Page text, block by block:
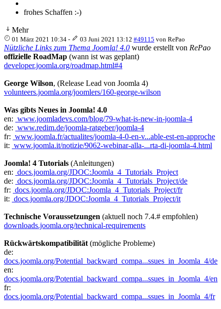
frohes Schaffen :-)
Mehr
01 März 2021 10:34 - 03 Juni 2021 13:12 #49115 von RePao
Nützliche Links zum Thema Joomla! 4.0 wurde erstellt von RePao
offizielle RoadMap (wann ist was geplant)
developer.joomla.org/roadmap.html#4
George Wilson, (Release Lead von Joomla 4)
volunteers.joomla.org/joomlers/160-george-wilson
Was gibts Neues in Joomla! 4.0
en: www.joomladevs.com/blog/79-what-is-new-in-joomla-4
de: www.redim.de/joomla-ratgeber/joomla-4
fr: www.joomla.fr/actualites/joomla-4-0-en-v...able-est-en-approche
it: www.joomla.it/notizie/9062-webinar-alla-...rta-di-joomla-4.html
Joomla! 4 Tutorials (Anleitungen)
en: docs.joomla.org/JDOC:Joomla_4_Tutorials_Project
de: docs.joomla.org/JDOC:Joomla_4_Tutorials_Project/de
fr: docs.joomla.org/JDOC:Joomla_4_Tutorials_Project/fr
it: docs.joomla.org/JDOC:Joomla_4_Tutorials_Project/it
Technische Voraussetzungen (aktuell noch 7.4.# empfohlen)
downloads.joomla.org/technical-requirements
Rückwärtskompatibilität (mögliche Probleme)
de:
docs.joomla.org/Potential_backward_compa...ssues_in_Joomla_4/de
en:
docs.joomla.org/Potential_backward_compa...ssues_in_Joomla_4/en
fr:
docs.joomla.org/Potential_backward_compa...ssues_in_Joomla_4/fr